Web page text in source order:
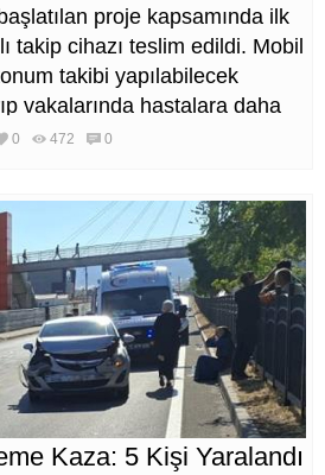
proje kapsamında ilk
takip cihazı teslim edildi. Mobil
takibi yapılabilecek
vakalarında hastalara daha
sağlaması hedefleniyor.
0 472 0
Kaza: 5 Kişi Yaralandı